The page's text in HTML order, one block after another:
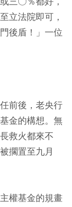
立法院即可，
後盾！」一位
前後，老央行
金的構想。無
救火都來不
擱置至九月
權基金的規畫